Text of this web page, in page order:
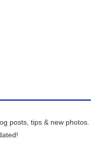
posts, tips & new photos.